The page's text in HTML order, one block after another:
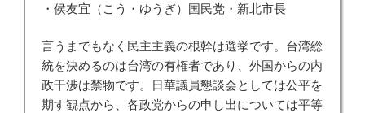
・侯友宜（こう・ゆうぎ）国民党・新北市長
言うまでもなく民主主義の根幹は選挙です。台湾総
統を決めるのは台湾の有権者であり、外国からの内
政干渉は禁物です。日華議員懇談会としては公平を
期す観点から、各政党からの申し出については平等